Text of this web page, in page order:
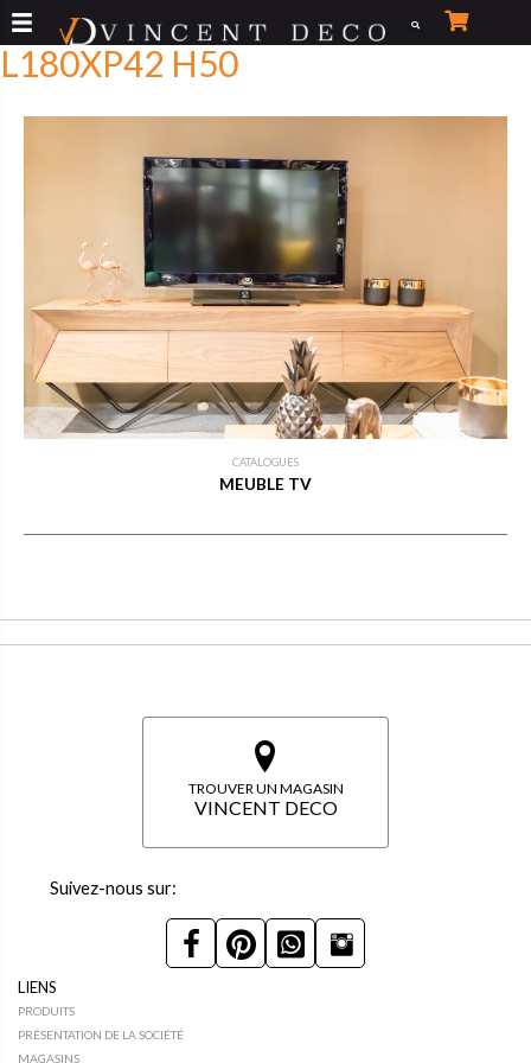
Aller
au
contenu
L180XP42 H50
CATALOGUES
MEUBLE TV
TROUVER UN MAGASIN
VINCENT DECO
Suivez-nous sur:
LIENS
PRODUITS
PRÉSENTATION DE LA SOCIÉTÉ
MAGASINS